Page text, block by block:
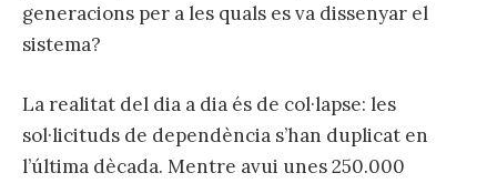
generacions per a les quals es va dissenyar el
sistema?
La realitat del dia a dia és de col·lapse: les
sol·licituds de dependència s’han duplicat en
l’última dècada. Mentre avui unes 250.000